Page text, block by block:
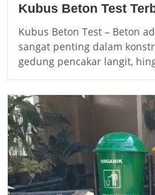
Kubus Beton Test
Kubus Beton Test – Beton
sangat penting dalam
gedung pencakar langit,